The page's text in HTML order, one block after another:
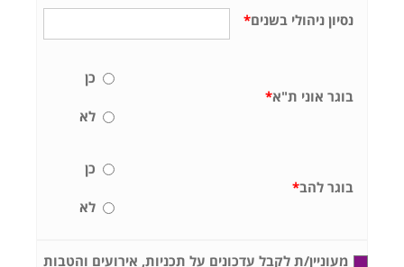
*נסיון ניהולי בשנים
*בוגר אוני ת"א
כן
לא
*בוגר להב
כן
לא
מעוניין/ת לקבל עדכונים על תכניות, אירועים והטבות